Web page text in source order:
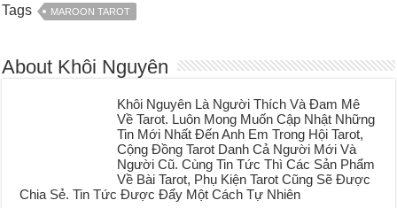
Tags MAROON TAROT
About Khôi Nguyên
Khôi Nguyên Là Người Thích Và Đam Mê
Về Tarot. Luôn Mong Muốn Cập Nhật Những
Tin Mới Nhất Đến Anh Em Trong Hội Tarot,
Cộng Đồng Tarot Danh Cả Người Mới Và
Người Cũ. Cùng Tin Tức Thì Các Sản Phẩm
Về Bài Tarot, Phụ Kiện Tarot Cũng Sẽ Được
Chia Sẻ. Tin Tức Được Đẩy Một Cách Tự Nhiên